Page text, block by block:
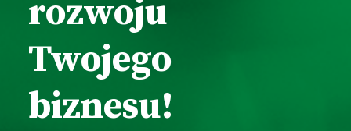
rozwoju
Twojego
biznesu!